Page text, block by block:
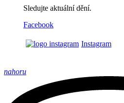
Sledujte aktuální dění.
Facebook
Instagram
nahoru